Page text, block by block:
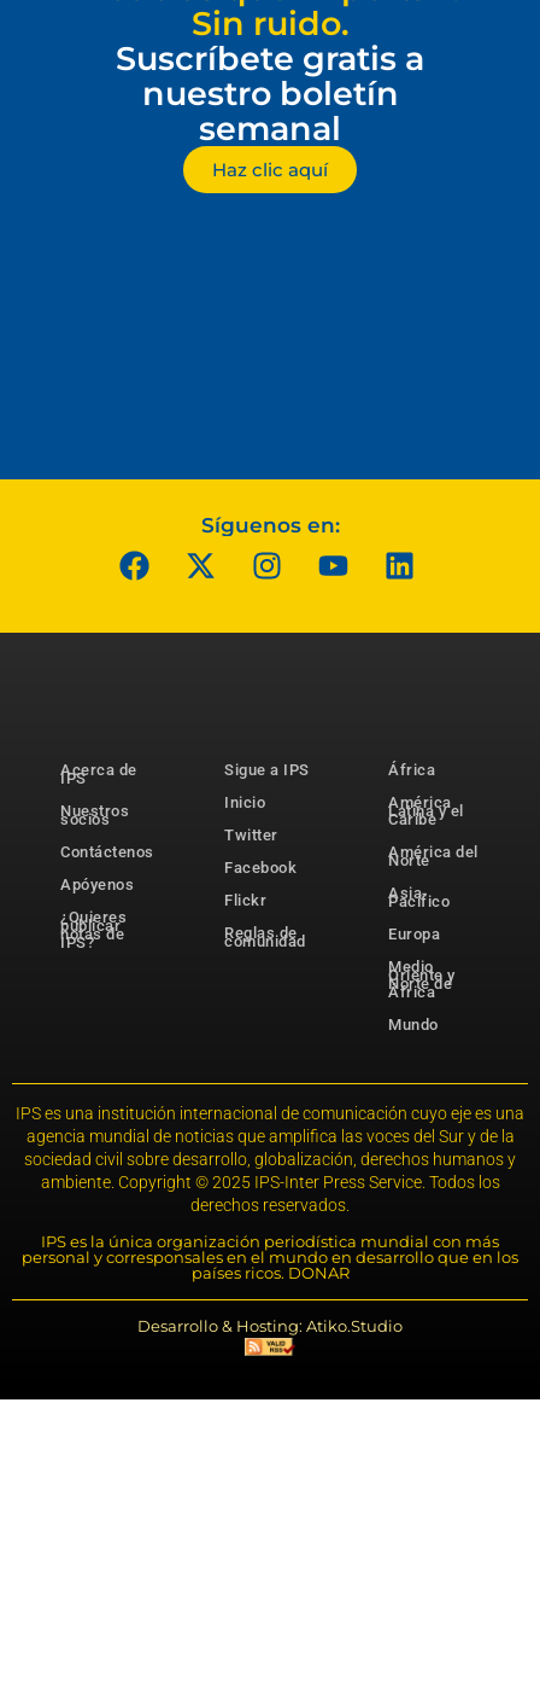
Sin ruido.
Suscríbete gratis a
nuestro boletín
semanal
Haz clic aquí
Síguenos en:
Acerca de
IPS
Nuestros
socios
Contáctenos
Apóyenos
¿Quieres
publicar
notas de
IPS?
Sigue a IPS
Inicio
Twitter
Facebook
Flickr
Reglas de
comunidad
África
América
Latina y el
Caribe
América del
Norte
Asia-
Pacífico
Europa
Medio
Oriente y
Norte de
África
Mundo
IPS es una institución internacional de comunicación cuyo eje es una
agencia mundial de noticias que amplifica las voces del Sur y de la
sociedad civil sobre desarrollo, globalización, derechos humanos y
ambiente. Copyright © 2025 IPS-Inter Press Service. Todos los
derechos reservados.
IPS es la única organización periodística mundial con más
personal y corresponsales en el mundo en desarrollo que en los
países ricos. DONAR
Desarrollo & Hosting: Atiko.Studio